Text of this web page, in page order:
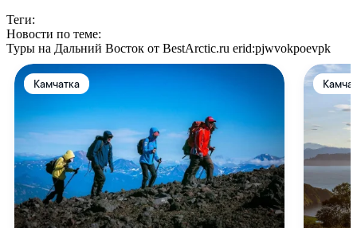
Теги:
Новости по теме:
Туры на Дальний Восток от BestArctic.ru erid:pjwvokpoevpk